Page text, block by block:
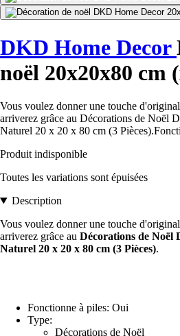
DKD Home Decor
noël 20x20x80 cm
Vous voulez donner une touche
arriverez grâce au Décorations de Noël
Naturel 20 x 20 x 80 cm (3
Produit indisponible
Toutes les variations sont épuisées
Description
Vous voulez donner une touche
arriverez grâce au Décorations de Noël
Naturel 20 x 20 x 80 cm (3 Pièces).
Fonctionne à piles: Oui
Type:
Décorations de Noël